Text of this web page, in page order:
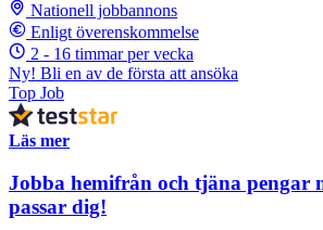
Nationell jobbannons
Enligt överenskommelse
2 - 16 timmar per vecka
Ny! Bli en av de första att ansöka
Top Job
Läs mer
Jobba hemifrån och tjäna pengar
passar dig!